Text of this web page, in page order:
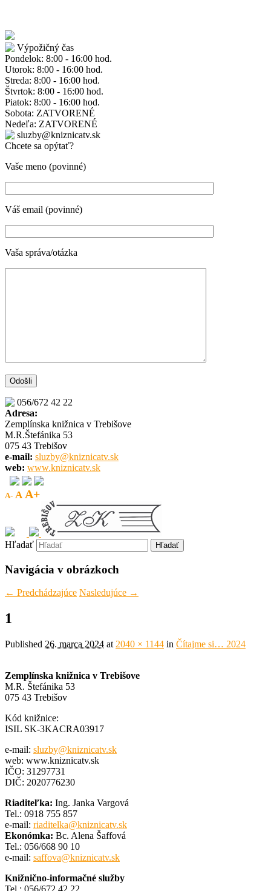
Výpožičný čas
Pondelok: 8:00 - 16:00 hod.
Utorok: 8:00 - 16:00 hod.
Streda: 8:00 - 16:00 hod.
Štvrtok: 8:00 - 16:00 hod.
Piatok: 8:00 - 16:00 hod.
Sobota: ZATVORENÉ
Nedeľa: ZATVORENÉ
sluzby@kniznicatv.sk
Chcete sa opýtať?
Vaše meno (povinné)
Váš email (povinné)
Vaša správa/otázka
056/672 42 22
Adresa:
Zemplínska knižnica v Trebišove
M.R.Štefánika 53
075 43 Trebišov
e-mail: sluzby@kniznicatv.sk
web: www.kniznicatv.sk
A- A A+
Hľadať
Navigácia v obrázkoch
← Predchádzajúce Nasledujúce →
1
Published 26. marca 2024 at 2040 × 1144 in Čítajme si… 2024
Zemplínska knižnica v Trebišove
M.R. Štefánika 53
075 43 Trebišov
Kód knižnice:
ISIL SK-3KACRA03917
e-mail: sluzby@kniznicatv.sk
web: www.kniznicatv.sk
IČO: 31297731
DIČ: 2020776230
Riaditeľka: Ing. Janka Vargová
Tel.: 0918 755 857
e-mail: riaditelka@kniznicatv.sk
Ekonómka: Bc. Alena Šaffová
Tel.: 056/668 90 10
e-mail: saffova@kniznicatv.sk
Knižnično-informačné služby